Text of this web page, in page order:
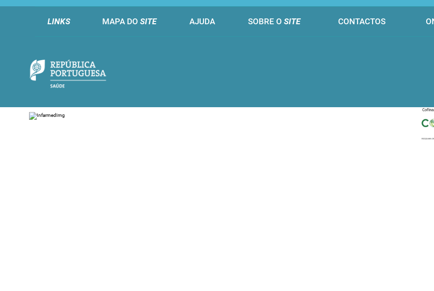
LINKS MAPA DO SITE AJUDA SOBRE O SITE CONTACTOS